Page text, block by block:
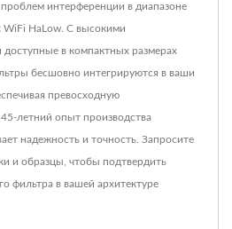
интерференции в диапазоне
WiFi HaLow. С высокими
доступные в компактных размерах
бесшовно интегрируются в ваши
превосходную
летний опыт производства
надежность и точность. Запросите
и образцы, чтобы подтвердить
фильтра в вашей архитектуре